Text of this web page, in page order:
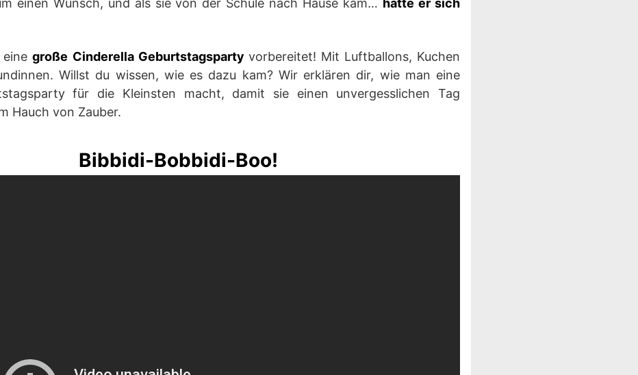
einen Wunsch, und als sie von der Schule nach Hause kam… hatte er sich
einegroße Cinderella Geburtstagsparty vorbereitet! Mit Luftballons, Kuchen
Willst du wissen, wie es dazu kam? Wir erklären dir, wie man eine
für die Kleinsten macht, damit sie einen unvergesslichen Tag
Hauch von Zauber.
Bibbidi-Bobbidi-Boo!